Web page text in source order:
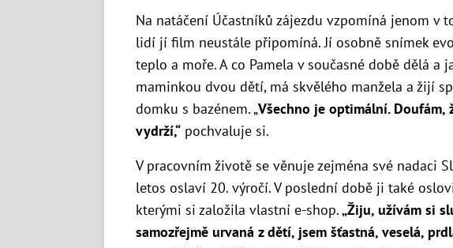
Na natáčení Účastníků zájezdu vzpomíná jenom v
lidí jí film neustále připomíná. Jí osobně snímek
teplo a moře. A co Pamela v současné době dělá a
maminkou dvou dětí, má skvělého manžela a žijí
domku s bazénem. „Všechno je optimální. Doufám,
vydrží,“ pochvaluje si.
V pracovním životě se věnuje zejména své nadaci
letos oslaví 20. výročí. V poslední době ji také
kterými si založila vlastní e-shop.„Žiju, užívám si
samozřejmě urvaná z dětí, jsem šťastná, veselá,